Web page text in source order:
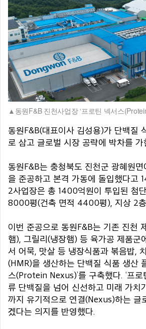
동원F&B 진천사업장 ‘프로틴 넥서스
동원F&B(대표이사 김성용)가 단백질
로 삼고 글로벌 시장 공략에 박차를 가
동원F&B는 충청북도 진천군 광혜원
을 준공하고 본격 가동에 돌입했다고
2사업장은 총 1400억원이 투입된 첨
8000평(건축 면적 4400평), 지상 2
이번 준공으로 동원F&B는 기존 진천
햄), 그릴리(냉장햄) 등 육가공 제품군
서 어묵, 맛살 등 냉장식품과 볶음밥,
(HMR)을 생산하는 단백질 식품 생산
스(Protein Nexus)’를 구축했다. ‘프로
류 단백질을 넘어 신선하고 미래 가치
까지 유기적으로 연결(Nexus)하는 글
겠다는 의지를 반영했다.